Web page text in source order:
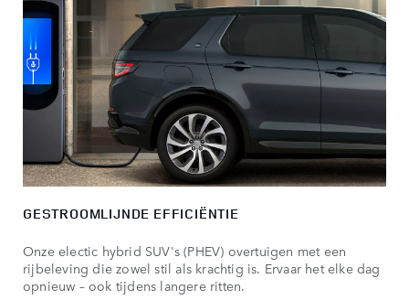
GESTROOMLIJNDE EFFICIËNTIE
Onze electic hybrid SUV's (PHEV) overtuigen met een
rijbeleving die zowel stil als krachtig is. Ervaar het elke dag
opnieuw – ook tijdens langere ritten.